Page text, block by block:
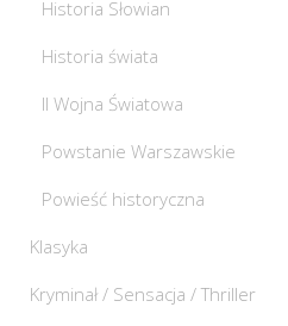
Historia Słowian
Historia świata
II Wojna Światowa
Powstanie Warszawskie
Powieść historyczna
Klasyka
Kryminał / Sensacja / Thriller